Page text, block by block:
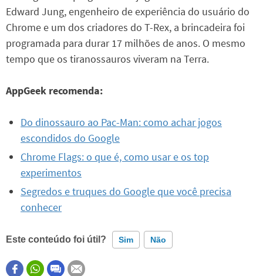
Edward Jung, engenheiro de experiência do usuário do
Chrome e um dos criadores do T-Rex, a brincadeira foi
programada para durar 17 milhões de anos. O mesmo
tempo que os tiranossauros viveram na Terra.
AppGeek recomenda:
Do dinossauro ao Pac-Man: como achar jogos
escondidos do Google
Chrome Flags: o que é, como usar e os top
experimentos
Segredos e truques do Google que você precisa
conhecer
Este conteúdo foi útil? Sim Não